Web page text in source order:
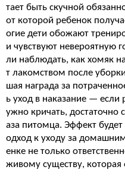
тает быть скучной
от которой ребенок
огие дети обожают
и чувствуют невероятную
ли наблюдать, как хомяк
т лакомством после
шая награда за
ь уход в наказание —
ужно кричать, достаточно
аза питомца. Эффект
одход к уходу за
енке не только
живому существу, которая